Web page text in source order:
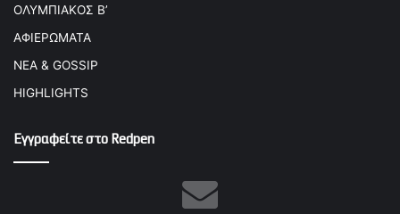
ΟΛΥΜΠΙΑΚΟΣ Β’
ΑΦΙΕΡΩΜΑΤΑ
ΝΕΑ & GOSSIP
HIGHLIGHTS
Εγγραφείτε στο Redpen